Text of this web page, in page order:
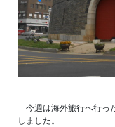
今週は海外旅行へ行っ
しました。